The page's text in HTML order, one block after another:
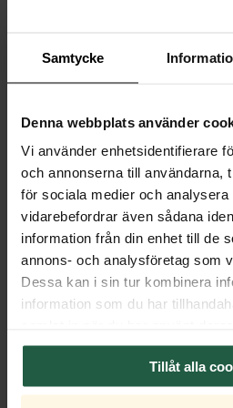
Samtycke
Denna webbplats använder
Vi använder enhetsidentifierare
och annonserna till användarna,
för sociala medier och
vidarebefordrar även sådana
information från din enhet till de
annons- och analysföretag som
Dessa kan i sin tur kombinera
information som du har
Tillåt alla
RESERVDELAR &
Sugpropp till ljuskälla (stark)